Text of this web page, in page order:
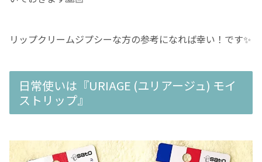
リップクリームジプシーな方の参考になれば幸い！です✨
日常使いは『URIAGE (ユリアージュ) モイ
ストリップ』